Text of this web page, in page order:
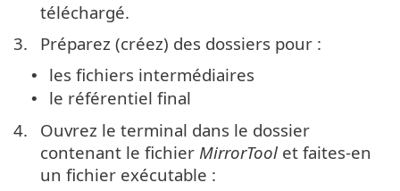
téléchargé.
3.
Préparez (créez) des dossiers pour :
• les fichiers intermédiaires
•
le référentiel final
4.
Ouvrez le terminal dans le dossier
contenant le fichier MirrorTool et faites-en
un fichier exécutable :